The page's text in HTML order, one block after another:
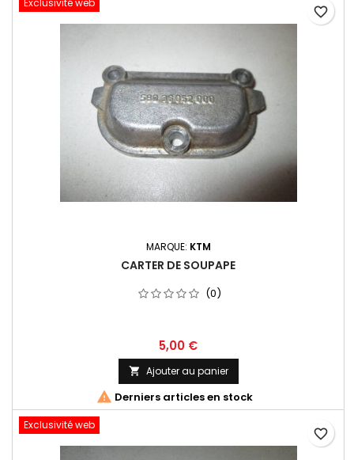
Exclusivité web
MARQUE: KTM
CARTER DE SOUPAPE
(0)
5,00 €
 Ajouter au panier
 Derniers articles en stock
favorite_border
Exclusivité web
favorite_border